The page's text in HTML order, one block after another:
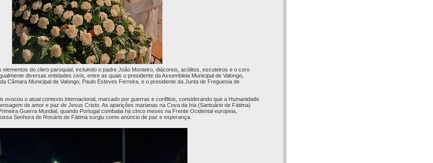
do clero paroquial, incluindo o padre João Monteiro, diáconos, acólitos, escuteiros e o coro
diversas entidades civis, entre as quais o presidente da Assembleia Municipal de Valongo,
Câmara Municipal de Valongo, Paulo Esteves Ferreira, e o presidente da Junta de Freguesia de
evocou o atual contexto internacional, marcado por guerras e conflitos, considerando que a Humanidade
de amor e paz de Jesus Cristo. As aparições marianas na Cova da Iria (Santuário de Fátima)
Guerra Mundial, quando Portugal combatia há cinco meses na Frente Ocidental europeia,
Senhora do Rosário de Fátima surgiu como anúncio de paz e esperança.